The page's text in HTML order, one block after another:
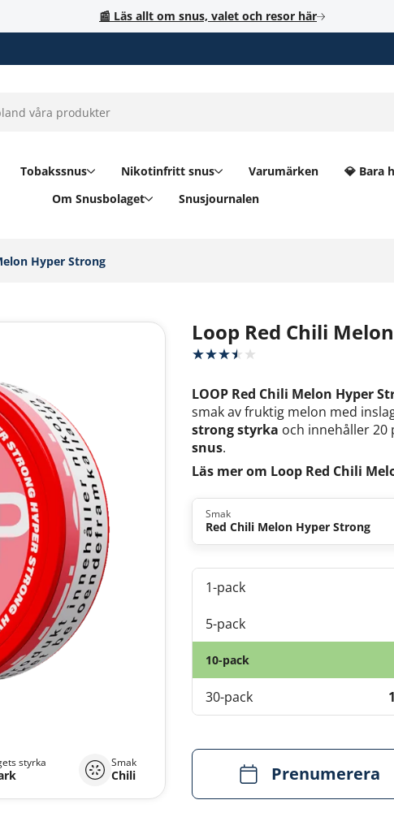
📰 Läs allt om snus, valet och resor här
Tobakssnus Nikotinfritt snus Varumärken 💎 Bara
Om Snusbolaget
Snusjournalen
Hyper Strong‎
Loop Red Chili
LOOP Red Chili Melon Hyper
smak av fruktig melon med
strong styrka och innehåller
snus.
Läs mer om Loop Red Chili
styrka Smak
Chili
Smak
Red Chili Melon Hyper Strong
1-pack
5-pack
10-pack
30-pack
Prenumerera